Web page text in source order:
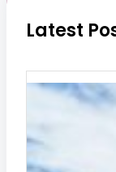
Latest